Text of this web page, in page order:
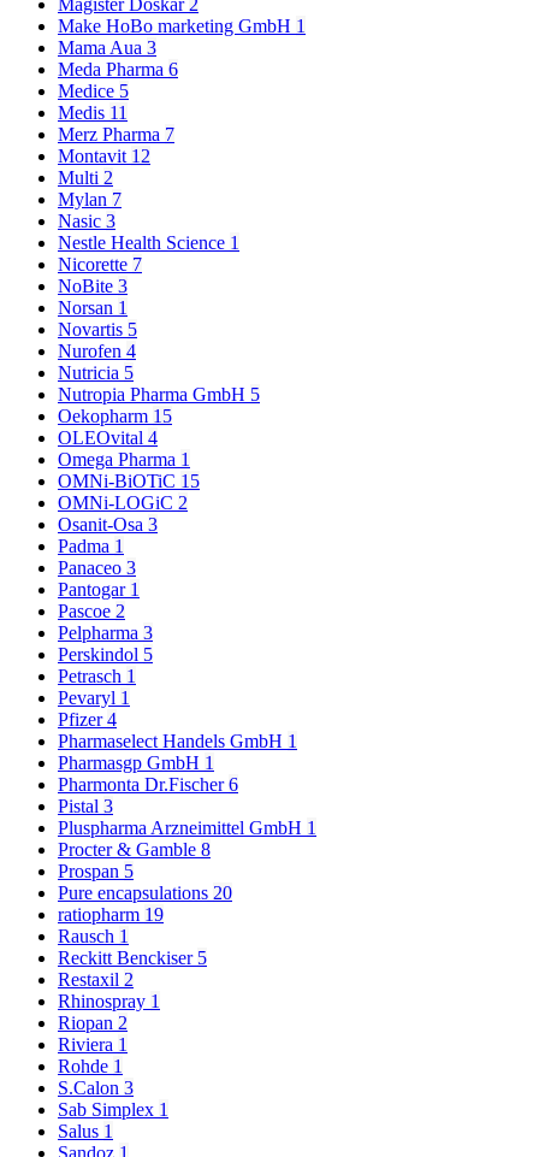
Magister Doskar 2
Make HoBo marketing GmbH 1
Mama Aua 3
Meda Pharma 6
Medice 5
Medis 11
Merz Pharma 7
Montavit 12
Multi 2
Mylan 7
Nasic 3
Nestle Health Science 1
Nicorette 7
NoBite 3
Norsan 1
Novartis 5
Nurofen 4
Nutricia 5
Nutropia Pharma GmbH 5
Oekopharm 15
OLEOvital 4
Omega Pharma 1
OMNi-BiOTiC 15
OMNi-LOGiC 2
Osanit-Osa 3
Padma 1
Panaceo 3
Pantogar 1
Pascoe 2
Pelpharma 3
Perskindol 5
Petrasch 1
Pevaryl 1
Pfizer4
Pharmaselect Handels GmbH 1
Pharmasgp GmbH 1
Pharmonta Dr.Fischer6
Pistal 3
Pluspharma Arzneimittel GmbH 1
Procter & Gamble 8
Prospan 5
Pure encapsulations 20
ratiopharm 19
Rausch 1
Reckitt Benckiser 5
Restaxil 2
Rhinospray 1
Riopan 2
Riviera 1
Rohde 1
S.Calon 3
Sab Simplex 1
Salus 1